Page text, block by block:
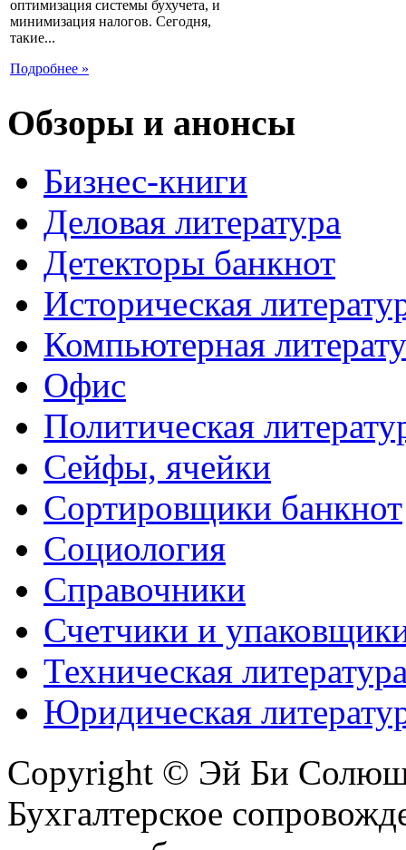
оптимизация системы бухучета, и
минимизация налогов. Сегодня,
такие...
Подробнее »
Обзоры и анонсы
Бизнес-книги
Деловая литература
Детекторы банкнот
Историческая
Компьютерная
Офис
Политическая
Сейфы, ячейки
Сортировщики банкнот
Социология
Справочники
Счетчики и
Техническая
Юридическая
Copyright © Эй Би
Бухгалтерское